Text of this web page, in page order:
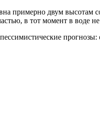
примерно двум высотам
в тот момент в воде